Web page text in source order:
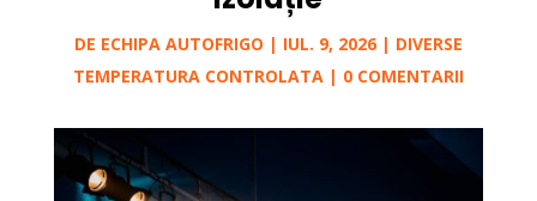
DE ECHIPA AUTOFRIGO | IUL. 9, 2026| DIVERSE
TEMPERATURA CONTROLATA| 0 COMENTARII